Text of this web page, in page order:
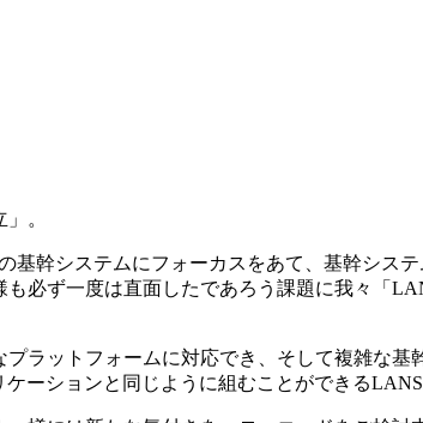
。
基幹システムにフォーカスをあて、基幹シス
必ず一度は直面したであろう課題に我々「
プラットフォームに対応でき、そして複雑な基
ーションと同じように組むことができる